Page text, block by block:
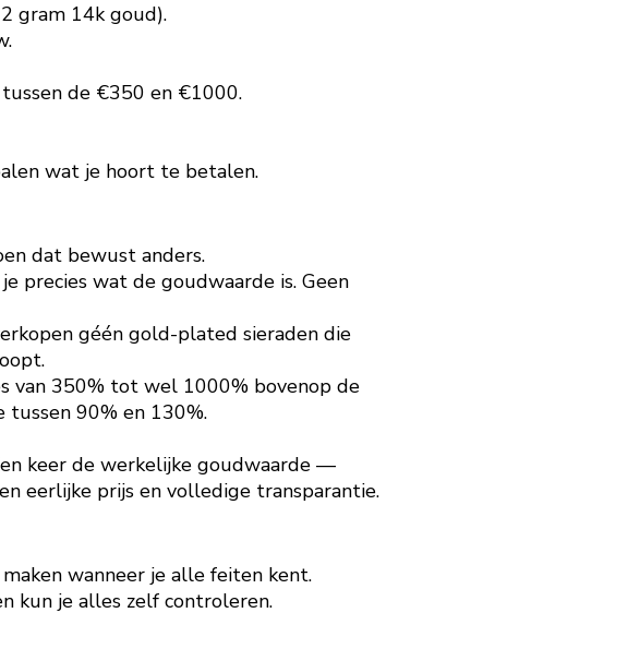
gram 14k goud).
de €350 en €1000.
wat je hoort te betalen.
dat bewust anders.
precies wat de goudwaarde is. Geen
géén gold-plated sieraden die
van 350% tot wel 1000% bovenop de
90% en 130%.
keer de werkelijke goudwaarde —
eerlijke prijs en volledige transparantie.
wanneer je alle feiten kent.
kun je alles zelf controleren.